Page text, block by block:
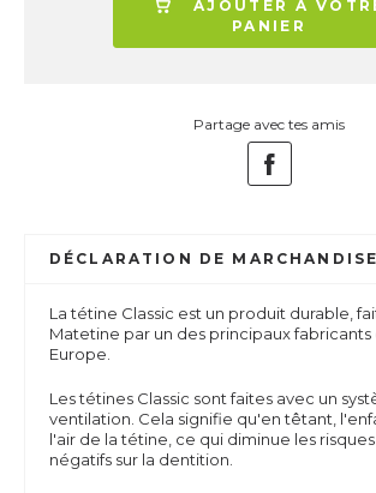
AJOUTER À
PANIER
Partage avec tes amis
DÉCLARATION DE MARCHANDISE
La tétine Classic est un produit durable,
Matetine par un des principaux
Europe.
Les tétines Classic sont faites avec un
ventilation. Cela signifie qu'en têtant,
l'air de la tétine, ce qui diminue les
négatifs sur la dentition.